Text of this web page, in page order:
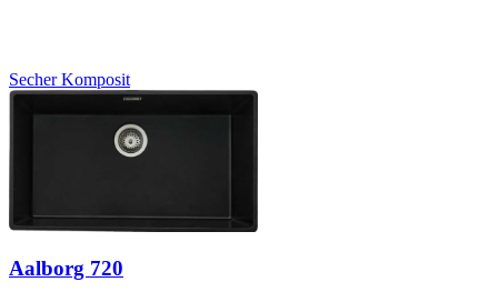
SecherKomposit
Aalborg 720